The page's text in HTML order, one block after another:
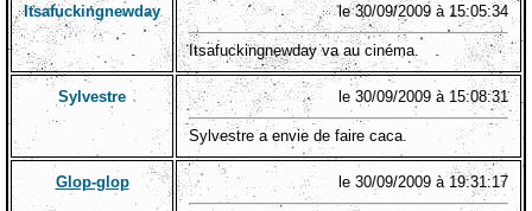
Itsafuckingnewday le 30/09/2009 à 15:05:34
Itsafuckingnewday va au cinéma.
Sylvestre le 30/09/2009 à 15:08:31
Sylvestre a envie de faire caca.
Glop-glop le 30/09/2009 à 19:31:17